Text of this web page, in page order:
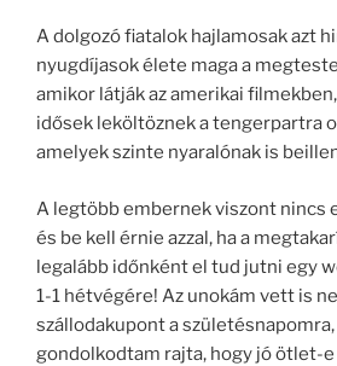
A dolgozó fiatalok hajlamosak azt
nyugdíjasok élete maga a
amikor látják az amerikai
idősek leköltöznek a tengerpartra
amelyek szinte nyaralónak is
A legtöbb embernek viszont nincs
és be kell érnie azzal, ha a
legalább időnként el tud jutni egy
1-1 hétvégére! Az unokám vett is
szállodakupont a
gondolkodtam rajta, hogy jó ötlet-